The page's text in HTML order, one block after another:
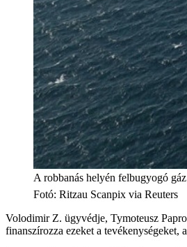
A robbanás helyén felbugyogó
Fotó: Ritzau Scanpix via Reuters
Volodimir Z. ügyvédje, Tymoteusz
finanszírozza ezeket a tevékenységeket,